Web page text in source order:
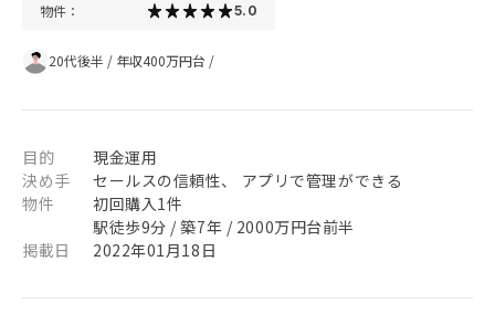
物件： 5.0
20代後半 / 年収400万円台 /
目的
現金運用
決め手
セールスの信頼性、 アプリで管理ができる
物件
初回購入1件
駅徒歩9分 / 築7年 / 2000万円台前半
掲載日
2022年01月18日